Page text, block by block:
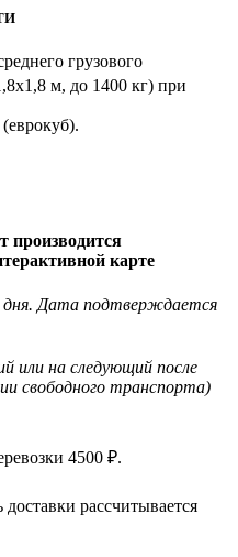
грузового
м, до 1400 кг) при
производится
карте
дня. Дата подтверждается
или на следующий после
свободного транспорта)
4500 ₽.
доставки рассчитывается